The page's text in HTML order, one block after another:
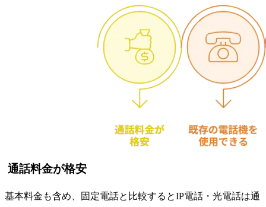
通話料金が格安
基本料金も含め、固定電話と比較するとIP電話・光電話は通